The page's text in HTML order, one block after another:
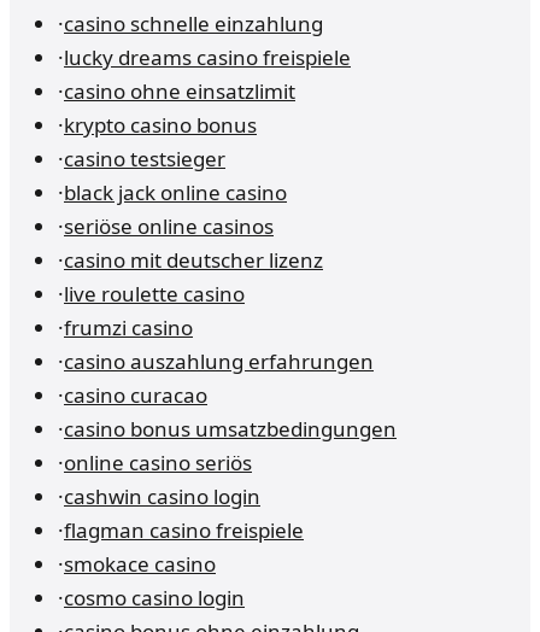
·casino schnelle einzahlung
·lucky dreams casino freispiele
·casino ohne einsatzlimit
·krypto casino bonus
·casino testsieger
·black jack online casino
·seriöse online casinos
·casino mit deutscher lizenz
·live roulette casino
·frumzi casino
·casino auszahlung erfahrungen
·casino curacao
·casino bonus umsatzbedingungen
·online casino seriös
·cashwin casino login
·flagman casino freispiele
·smokace casino
·cosmo casino login